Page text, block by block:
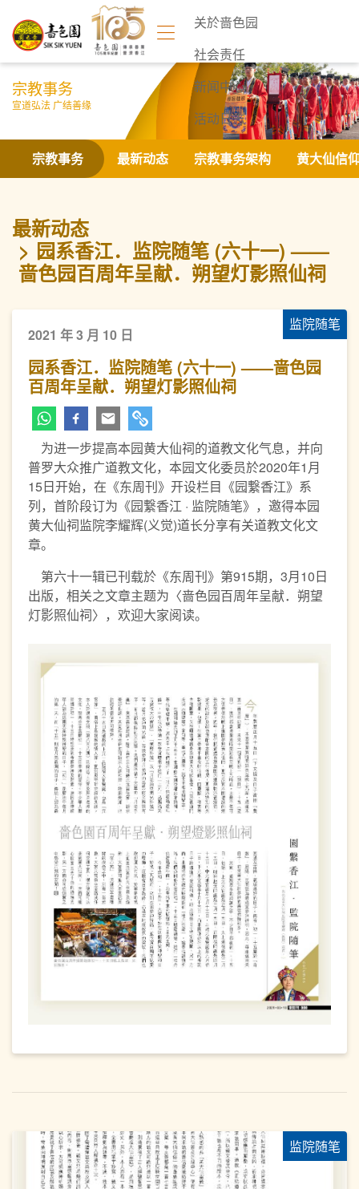
关於啬色园
社会责任
新闻中心
活动日志
联络我们
宗教事务
宣道弘法 广结善缘
宗教事务 最新动态 宗教事务架构 黄大仙信
最新动态
园系香江．监院随笔 (六十一) ——
啬色园百周年呈献．朔望灯影照仙祠
监院随笔
2021 年 3 月 10 日
园系香江．监院随笔 (六十一) ——啬色园
百周年呈献．朔望灯影照仙祠
为进一步提高本园黄大仙祠的道教文化气息，并向
普罗大众推广道教文化，本园文化委员於2020年1月
15日开始，在《东周刊》开设栏目《园繋香江》系
列，首阶段订为《园繋香江 · 监院随笔》，邀得本园
黄大仙祠监院李耀辉(义觉)道长分享有关道教文化文
章。
第六十一辑已刊载於《东周刊》第915期，3月10日
出版，相关之文章主题为〈啬色园百周年呈献．朔望
灯影照仙祠〉，欢迎大家阅读。
监院随笔